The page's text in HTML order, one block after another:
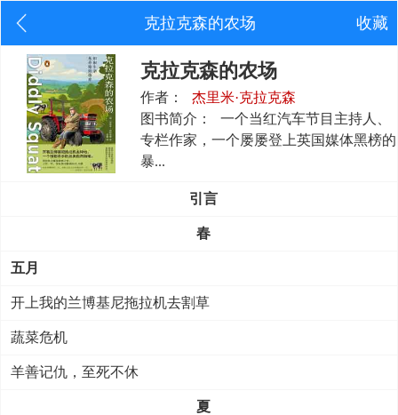
克拉克森的农场 收藏
克拉克森的农场
作者：
杰里米·克拉克森
图书简介：
一个当红汽车节目主持人、
专栏作家，一个屡屡登上英国媒体黑榜的
暴...
引言
春
五月
开上我的兰博基尼拖拉机去割草
蔬菜危机
羊善记仇，至死不休
夏